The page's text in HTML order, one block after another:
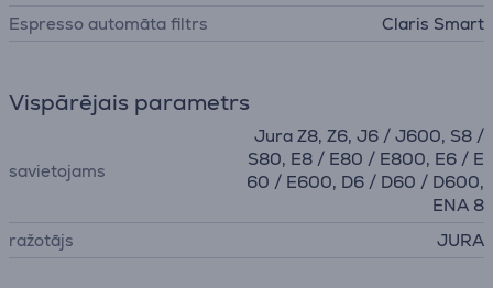
Espresso automāta filtrs Claris Smart
Vispārējais parametrs
savietojams
Jura Z8, Z6, J6 / J600, S8 /
S80, E8 / E80 / E800, E6 / E
60 / E600, D6 / D60 / D600,
ENA 8
ražotājs
JURA